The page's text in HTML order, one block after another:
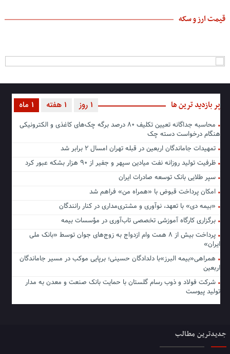
قیمت ارز و سکه
پر بازدید ترین ها 1 ماه 1 هفته 1 روز
محاسبه جداگانه تعیین تکلیف ۸۰ درصد برگه چک‌های کاغذی و الکترونیکی
هنگام درخواست دسته چک
تمهیدات جاماندگان اربعین در قبله تهران امسال ۲ برابر شد
ظرفیت تولید روزانه نفت میادین سپهر و جفیر از ۹۰ هزار بشکه عبور کرد
سپر طلایی بانک توسعه صادرات ایران
امکان پرداخت قبوض با «همراه من» فراهم شد
«بیمه دی» با تعهد، نوآوری و مشتری‌مداری در کنار رانندگان
برگزاری کارگاه آموزشی تخصصی تاب‌آوری در مؤسسات بیمه
پرداخت بیش از ۸ همت وام ازدواج به زوج‌های جوان توسط «بانک ملی
ایران»
همراهی«بیمه البرز»با دلدادگان حسینی؛ برپایی موکب در مسیر جاماندگان
اربعین
شرکت فولاد و ذوب رسام گلستان با حمایت بانک صنعت و معدن به مدار
تولید پیوست
جدیدترین مطالب